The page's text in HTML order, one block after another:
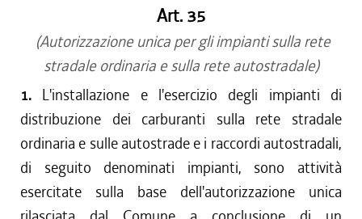
Art. 35
(Autorizzazione unica per gli impianti sulla rete
stradale ordinaria e sulla rete autostradale)
1. L'installazione e l'esercizio degli impianti di
distribuzione dei carburanti sulla rete stradale
ordinaria e sulle autostrade e i raccordi autostradali,
di seguito denominati impianti, sono attività
esercitate sulla base dell'autorizzazione unica